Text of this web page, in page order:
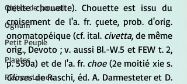
Objets de pouvoir
Ogham
Petit Peuple
Plantes
Pleines Lunes
petite chouette). Chouette est issu du
croisement de l'a. fr. çuete, prob. d'orig.
onomatopéique (cf. ital. civetta, de même
orig., Devoto ; v. aussi Bl.-W.5 et FEW t. 2,
p. 550a) et de l'a. fr. choe
Gloses de Raschi, éd. A. Darmesteter et D.